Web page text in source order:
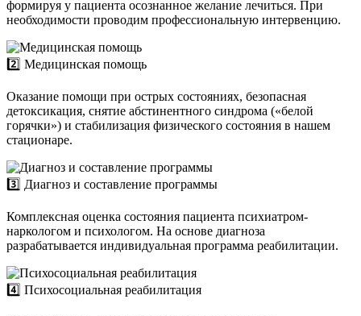
формируя у пациента осознанное желание лечиться. При
необходимости проводим профессиональную интервенцию.
2️⃣ Медицинская помощь
Оказание помощи при острых состояниях, безопасная
детоксикация, снятие абстинентного синдрома («белой
горячки») и стабилизация физического состояния в нашем
стационаре.
3️⃣ Диагноз и составление программы
Комплексная оценка состояния пациента психиатром-
наркологом и психологом. На основе диагноза
разрабатывается индивидуальная программа реабилитации.
4️⃣ Психосоциальная реабилитация